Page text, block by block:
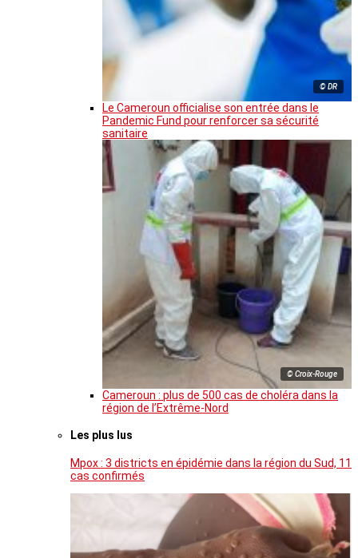
© DR
Le Cameroun officialise son entrée dans le
Pandemic Fund pour renforcer sa sécurité
sanitaire
© Croix-Rouge
Cameroun : plus de 500 cas de choléra dans la
région de l’Extrême-Nord
Les plus lus
Mpox : 3 districts en épidémie dans la région du Sud, 11
cas confirmés